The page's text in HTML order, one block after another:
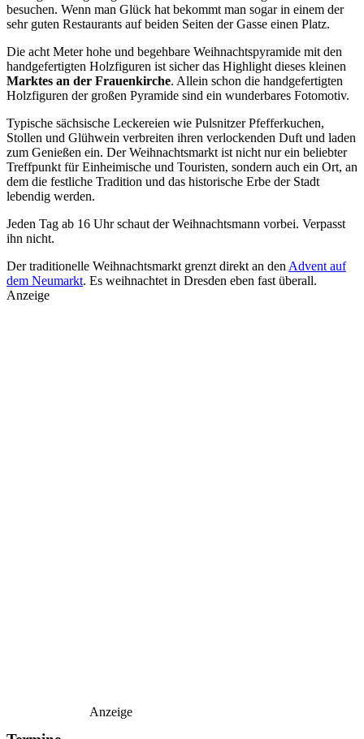
besuchen. Wenn man Glück hat bekommt man sogar in einem der
sehr guten Restaurants auf beiden Seiten der Gasse einen Platz.
Die acht Meter hohe und begehbare Weihnachtspyramide mit den
handgefertigten Holzfiguren ist sicher das Highlight dieses kleinen
Marktes an der Frauenkirche. Allein schon die handgefertigten
Holzfiguren der großen Pyramide sind ein wunderbares Fotomotiv.
Typische sächsische Leckereien wie Pulsnitzer Pfefferkuchen,
Stollen und Glühwein verbreiten ihren verlockenden Duft und laden
zum Genießen ein. Der Weihnachtsmarkt ist nicht nur ein beliebter
Treffpunkt für Einheimische und Touristen, sondern auch ein Ort, an
dem die festliche Tradition und das historische Erbe der Stadt
lebendig werden.
Jeden Tag ab 16 Uhr schaut der Weihnachtsmann vorbei. Verpasst
ihn nicht.
Der traditionelle Weihnachtsmarkt grenzt direkt an den Advent auf
dem Neumarkt. Es weihnachtet in Dresden eben fast überall.
Anzeige
Anzeige